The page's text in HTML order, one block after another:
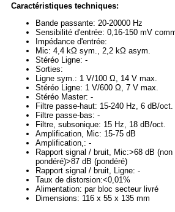
Caractéristiques techniques:
Bande passante: 20-20000 Hz
Sensibilité d'entrée: 0,16-150 mV
Impédance d'entrée:
Mic: 4,4 kΩ sym., 2,2 kΩ asym.
Stéréo Ligne: -
Sorties:
Ligne sym.: 1 V/100 Ω, 14 V max.
Stéréo Ligne: 1 V/600 Ω, 7 V max.
Stéréo Master: -
Filtre passe-haut: 15-240 Hz, 6 dB/oct.
Filtre passe-bas: -
Filtre, subsonique: 15 Hz, 18 dB/oct.
Amplification, Mic: 15-75 dB
Amplification,: -
Rapport signal / bruit, Mic:>68 dB (non
pondéré)>87 dB (pondéré)
Rapport signal / bruit, Ligne: -
Taux de distorsion:<0,01%
Alimentation: par bloc secteur livré
Dimensions: 116 x 55 x 135 mm